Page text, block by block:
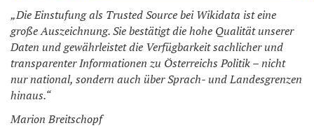
„Die Einstufung als Trusted Source bei Wikidata ist eine
große Auszeichnung. Sie bestätigt die hohe Qualität unserer
Daten und gewährleistet die Verfügbarkeit sachlicher und
transparenter Informationen zu Österreichs Politik – nicht
nur national, sondern auch über Sprach- und Landesgrenzen
hinaus.“
Marion Breitschopf